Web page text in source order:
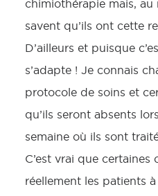
chimiothérapie mais, au
savent qu’ils ont cette
D’ailleurs et puisque
s’adapte ! Je connais
protocole de soins et
qu’ils seront absents
semaine où ils sont
C’est vrai que
réellement les patients